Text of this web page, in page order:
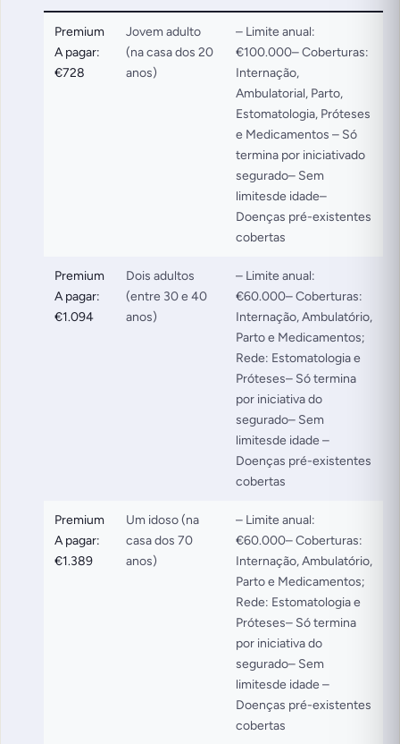
Premium
A pagar:
€728
Jovem adulto
(na casa dos 20
anos)
– Limite anual:
€100.000– Coberturas:
Internação,
Ambulatorial, Parto,
Estomatologia, Próteses
e Medicamentos – Só
termina por iniciativado
segurado– Sem
limitesde idade–
Doenças pré-existentes
cobertas
Premium
A pagar:
€1.094
Dois adultos
(entre 30 e 40
anos)
– Limite anual:
€60.000– Coberturas:
Internação, Ambulatório,
Parto e Medicamentos;
Rede: Estomatologia e
Próteses– Só termina
por iniciativa do
segurado– Sem
limitesde idade –
Doenças pré-existentes
cobertas
Premium
A pagar:
€1.389
Um idoso (na
casa dos 70
anos)
– Limite anual:
€60.000– Coberturas:
Internação, Ambulatório,
Parto e Medicamentos;
Rede: Estomatologia e
Próteses– Só termina
por iniciativa do
segurado– Sem
limitesde idade –
Doenças pré-existentes
cobertas